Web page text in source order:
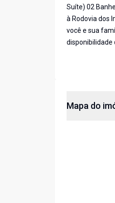
Suíte) 02
à Rodovia dos
você e sua
disponibilidade
Mapa do